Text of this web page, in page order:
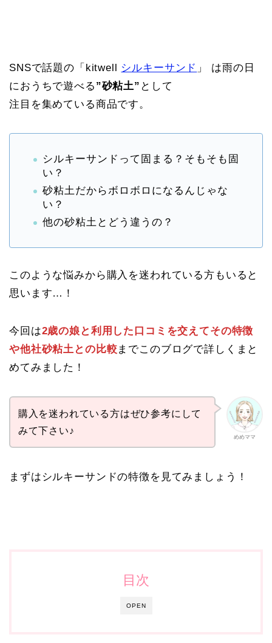
SNSで話題の「kitwell シルキーサンド 」 は雨の日
におうちで遊べる ”砂粘土” として
注目を集めている商品です。
シルキーサンドって固まる？そもそも固
い？
砂粘土だからボロボロになるんじゃな
い？
他の砂粘土とどう違うの？
このような悩みから購入を迷われている方もいると
思います…！
今回は2歳の娘と利用した口コミを交えてその特徴
や他社砂粘土との比較までこのブログで詳しくまと
めてみました！
めめママ
購入を迷われている方はぜひ参考にして
みて下さい♪
まずはシルキーサンドの特徴を見てみましょう！
OPEN
目次